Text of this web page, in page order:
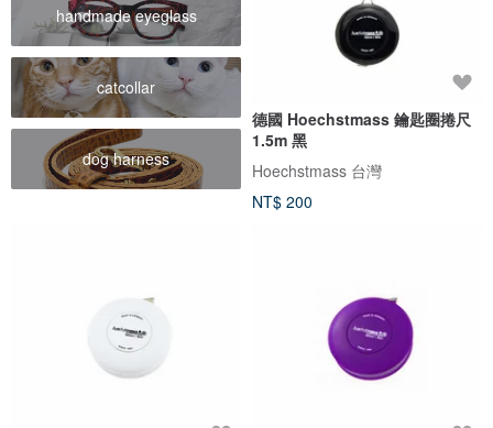
handmade eyeglass
catcollar
dog harness
德國 Hoechstmass 鑰匙圈捲尺
1.5m 黑
Hoechstmass 台灣
NT$ 200